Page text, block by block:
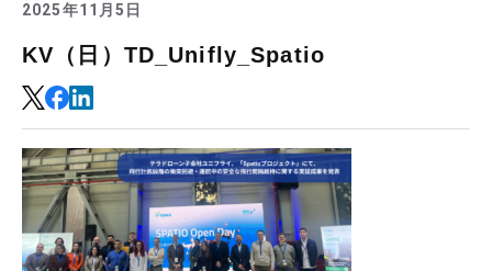
2025年11月5日
KV（日）TD_Unifly_Spatio